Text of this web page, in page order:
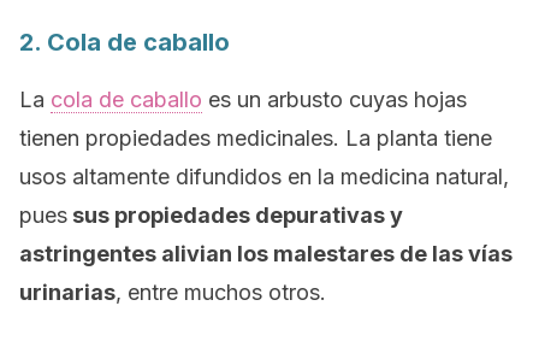
2. Cola de caballo
La cola de caballo es un arbusto cuyas hojas
tienen propiedades medicinales. La planta tiene
usos altamente difundidos en la medicina natural,
pues sus propiedades depurativas y
astringentes alivian los malestares de las vías
urinarias, entre muchos otros.